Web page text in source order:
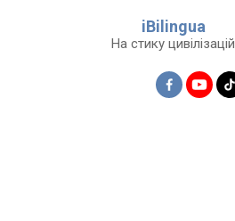
iBilingua
На стику цивілізацій